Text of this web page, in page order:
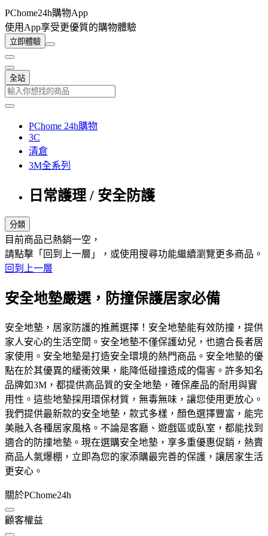
PChome24h購物App
使用App享受更優質的購物體驗
立即體驗
全站
PChome 24h購物
3C
清倉
3M全系列
日常護理 / 安全防護
分類
目前商品已熱銷一空，
請點擊「回到上一層」，或使用搜尋功能繼續瀏覽更多商品。
回到上一層
安全地墊嚴選，防撞保護居家必備
安全地墊，居家防護的推薦選擇！安全地墊能有效防撞，提供
家人安心的生活空間。安全地墊不僅保護幼兒，也適合長者居
家使用。安全地墊是打造安全環境的熱門商品。安全地墊的優
點在於其優異的緩衝效果，能降低碰撞造成的傷害。許多知名
品牌如3M，都提供高品質的安全地墊，確保產品的耐用與實
用性。這些地墊採用環保材質，無毒無味，讓您使用更放心。
我們提供最新款的安全地墊，款式多樣，顏色選擇豐富，能完
美融入各種居家風格。不論是客廳、遊戲區或臥室，都能找到
適合的防撞地墊。現在選購安全地墊，享多重優惠促銷，熱賣
商品人氣爆棚，立即為您的家添購最完善的保護，讓居家生活
更安心。
關於PChome24h
顧客權益